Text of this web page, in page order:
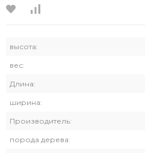
высота:
вес:
Длина:
ширина:
Производитель:
порода дерева: